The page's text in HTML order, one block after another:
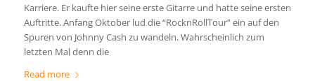
Karriere. Er kaufte hier seine erste Gitarre und hatte seine ersten
Auftritte. Anfang Oktober lud die “RocknRollTour” ein auf den
Spuren von Johnny Cash zu wandeln. Wahrscheinlich zum
letzten Mal denn die
Read more